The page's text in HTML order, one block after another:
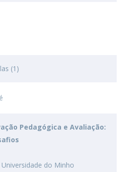
(1)
Pedagógica e Avaliação:
Universidade do Minho